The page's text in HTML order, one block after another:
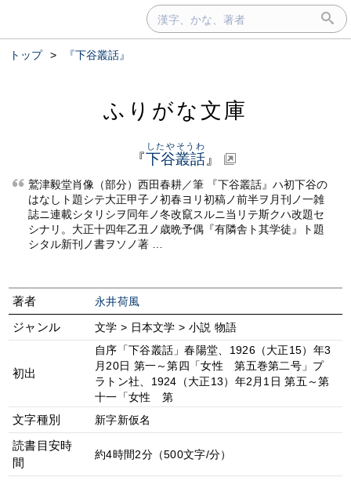
トップ > 『下谷叢話』
ふりがな文庫
『下谷叢話
したやそうわ
』
鷲津毅堂肖像（部分）西田春耕／筆 『下谷叢話』ハ初下谷の
はなしト題シテ大正甲子ノ初春ヨリ初稿ノ前半ヲ月刊ノ一雑
誌ニ連載シタリシヲ同年ノ冬改竄スルニ当リテ斯クハ改題セ
シナリ。大正十四年乙丑ノ歳晩予偶『有隣舎ト其学徒』ト題
シタル新刊ノ書ヲソノ著 …
著者 永井荷風
ジャンル 文学 > 日本文学 > 小説 物語
初出
自序「下谷叢話」春陽堂、1926（大正15）年3
月20日 第一～第四「女性 第五巻第二号」プ
ラトン社、1924（大正13）年2月1日 第五～第
十一「女性 第
文字種別 新字新仮名
読書目安時
間
約4時間2分（500文字/分）